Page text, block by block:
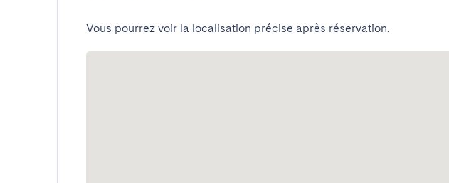
Vous pourrez voir la localisation précise après réservation.